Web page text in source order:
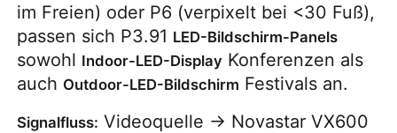
im Freien) oder P6 (verpixelt bei <30 Fuß),
passen sich P3.91 LED-Bildschirm-Panels
sowohl Indoor-LED-Display Konferenzen als
auch Outdoor-LED-Bildschirm Festivals an.
Signalfluss: Videoquelle → Novastar VX600